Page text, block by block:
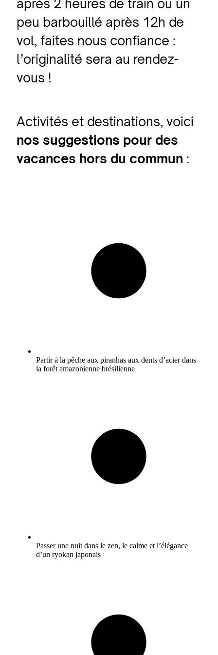
après 2 heures de train ou un
peu barbouillé après 12h de
vol, faites nous confiance :
l’originalité sera au rendez-
vous !
Activités et destinations, voici
nos suggestions pour des
vacances hors du commun :
Partir à la pêche aux piranhas aux dents d’acier dans
la forêt amazonienne brésilienne
Passer une nuit dans le zen, le calme et l’élégance
d’un ryokan japonais